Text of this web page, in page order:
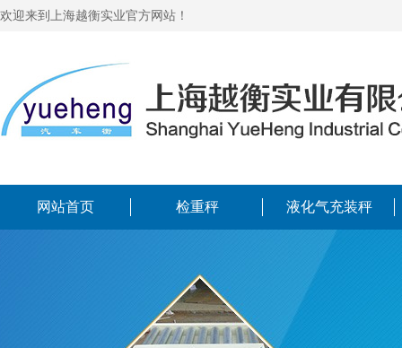
欢迎来到上海越衡实业官方网站！
网站首页 检重秤 液化气充装秤